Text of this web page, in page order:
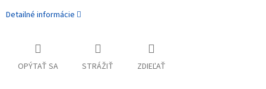
Detailné informácie
OPÝTAŤ SA STRÁŽIŤ ZDIEĽAŤ